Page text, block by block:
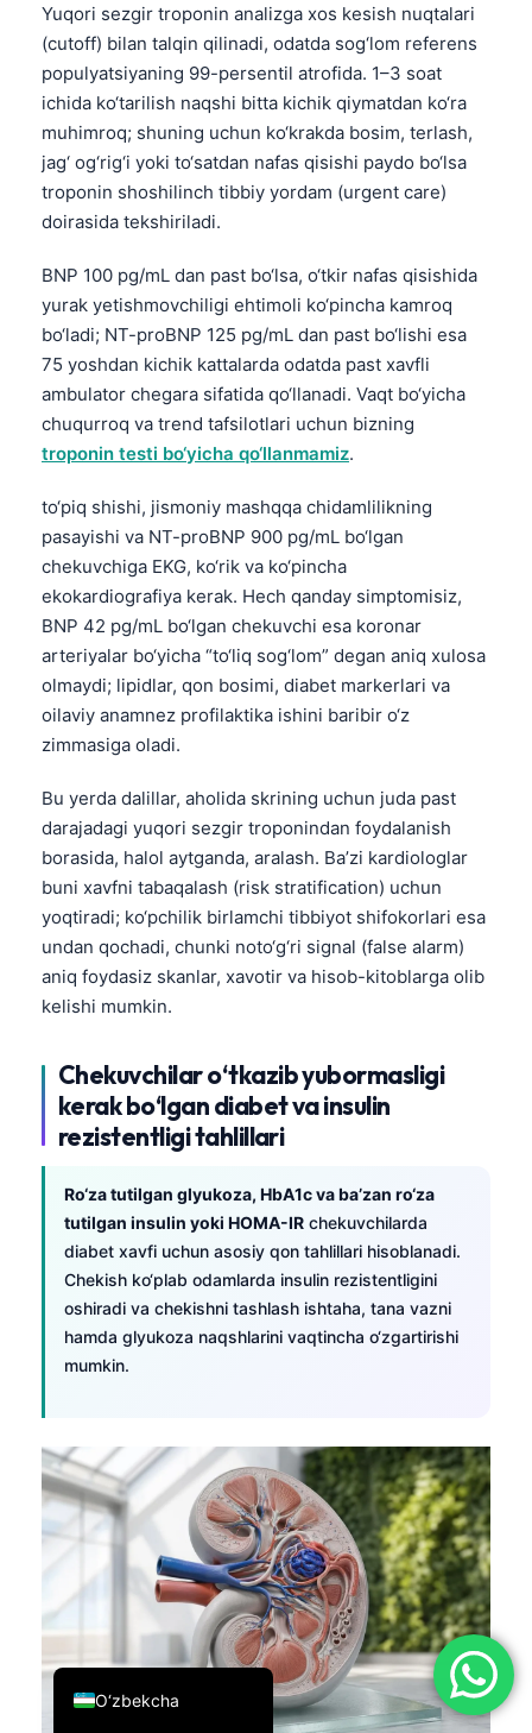
Yuqori sezgir troponin analizga xos kesish nuqtalari
(cutoff) bilan talqin qilinadi, odatda sog‘lom referens
populyatsiyaning 99-persentil atrofida. 1–3 soat
ichida ko‘tarilish naqshi bitta kichik qiymatdan ko‘ra
muhimroq; shuning uchun ko‘krakda bosim, terlash,
jag‘ og‘rig‘i yoki to‘satdan nafas qisishi paydo bo‘lsa
troponin shoshilinch tibbiy yordam (urgent care)
doirasida tekshiriladi.
BNP 100 pg/mL dan past bo‘lsa, o‘tkir nafas qisishida
yurak yetishmovchiligi ehtimoli ko‘pincha kamroq
bo‘ladi; NT-proBNP 125 pg/mL dan past bo‘lishi esa
75 yoshdan kichik kattalarda odatda past xavfli
ambulator chegara sifatida qo‘llanadi. Vaqt bo‘yicha
chuqurroq va trend tafsilotlari uchun bizning
troponin testi bo‘yicha qo‘llanmamiz.
to‘piq shishi, jismoniy mashqqa chidamlilikning
pasayishi va NT-proBNP 900 pg/mL bo‘lgan
chekuvchiga EKG, ko‘rik va ko‘pincha
ekokardiografiya kerak. Hech qanday simptomisiz,
BNP 42 pg/mL bo‘lgan chekuvchi esa koronar
arteriyalar bo‘yicha “to‘liq sog‘lom” degan aniq xulosa
olmaydi; lipidlar, qon bosimi, diabet markerlari va
oilaviy anamnez profilaktika ishini baribir o‘z
zimmasiga oladi.
Bu yerda dalillar, aholida skrining uchun juda past
darajadagi yuqori sezgir troponindan foydalanish
borasida, halol aytganda, aralash. Ba’zi kardiologlar
buni xavfni tabaqalash (risk stratification) uchun
yoqtiradi; ko‘pchilik birlamchi tibbiyot shifokorlari esa
undan qochadi, chunki noto‘g‘ri signal (false alarm)
aniq foydasiz skanlar, xavotir va hisob-kitoblarga olib
kelishi mumkin.
Chekuvchilar o‘tkazib yubormasligi
kerak bo‘lgan diabet va insulin
rezistentligi tahlillari
Ro‘za tutilgan glyukoza, HbA1c va ba’zan ro‘za
tutilgan insulin yoki HOMA-IR chekuvchilarda
diabet xavfi uchun asosiy qon tahlillari hisoblanadi.
Chekish ko‘plab odamlarda insulin rezistentligini
oshiradi va chekishni tashlash ishtaha, tana vazni
hamda glyukoza naqshlarini vaqtincha o‘zgartirishi
mumkin.
O‘zbekcha
English
Français
עִבְרִית
Italiano
Ελληνικά
Türkçe
Română
简体中文
فارسی
Български
Dansk
Nederlands
Bahasa Indonesia
Հայերեն
Íslenska
Српски језик
Svenska
Bosanski
Azərbaycan dili
Eesti
日本語
Čeština
ქართული
Русский
Lietuvių kalba
한국어
Slovenščina
Magyar
Shqip
বাংলা
मराठी
తెలుగు
தமிழ்
ગુજરાતી
ಕನ್ನಡ
മലയാളം